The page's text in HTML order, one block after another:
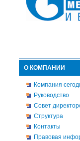
О КОМПАНИИ
Компания
Руководство
Совет
Структура
Контакты
Правовая